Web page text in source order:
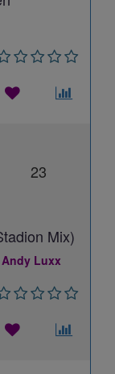
23
Mix)
Luxx